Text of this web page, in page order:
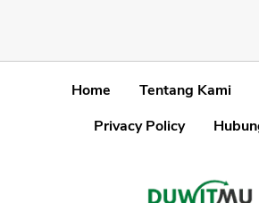
Home Tentang Kami
Privacy Policy